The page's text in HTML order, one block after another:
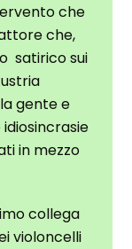
che
che,
satirico sui
gente e
in mezzo
collega
violoncelli